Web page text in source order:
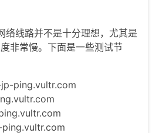
络线路并不是十分理想，尤其是
非常慢。下面是一些测试节
jp-ping.vultr.com